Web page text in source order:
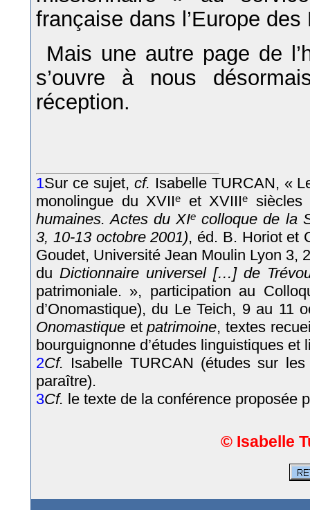
française dans l’Europe des
Mais une autre page de
s’ouvre à nous
réception.
1Sur ce sujet, cf. Isabelle TURCAN, «
monolingue du XVIIe et XVIIIe
humaines. Actes du XIe colloque de la
3, 10-13 octobre 2001), éd. B. Horiot et
Goudet, Université Jean Moulin Lyon 3,
du Dictionnaire universel […] de
patrimoniale. », participation au
d’Onomastique), du Le Teich, 9 au 11
Onomastique etpatrimoine, textes
bourguignonne d’études linguistiques
2Cf. Isabelle TURCAN (études sur
paraître).
3Cf. le texte de la conférence proposée
© Isabelle